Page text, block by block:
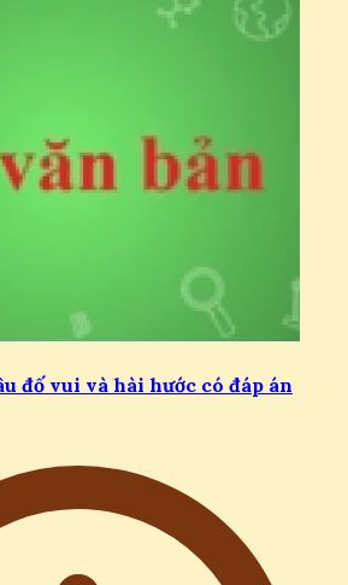
đố vui và hài hước có đáp án